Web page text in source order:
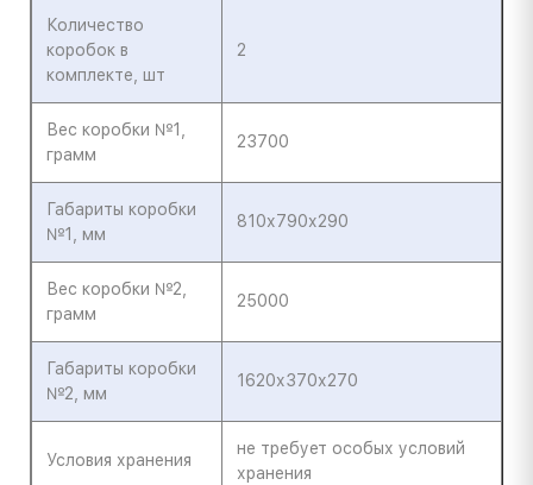
Количество
коробок в
комплекте, шт
2
Вес коробки №1,
грамм
23700
Габариты коробки
№1, мм
810х790х290
Вес коробки №2,
грамм
25000
Габариты коробки
№2, мм
1620х370х270
Условия хранения
не требует особых условий
хранения